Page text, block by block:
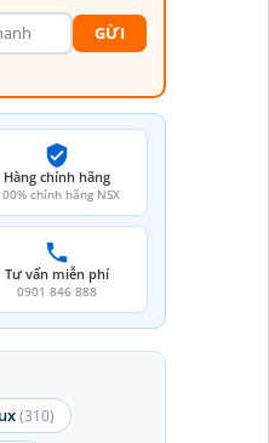
GỪI
Hàng chính hãng
chính hãng NSX
Tư vấn miễn phí
0901 846 888
(310)